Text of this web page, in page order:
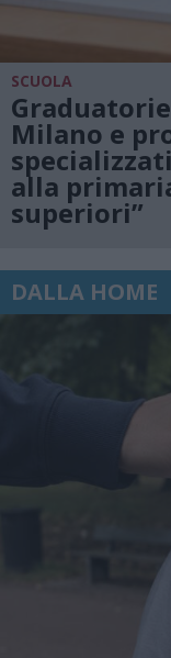
SCUOLA
Milano e
alla
superiori”
DALLA HOME